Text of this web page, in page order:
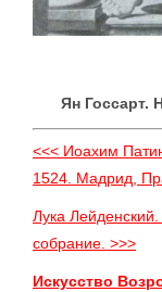
Ян Госсарт.
<<< Иоахим
1524. Мадрид,
Лука
собрание. >>>
Искусство